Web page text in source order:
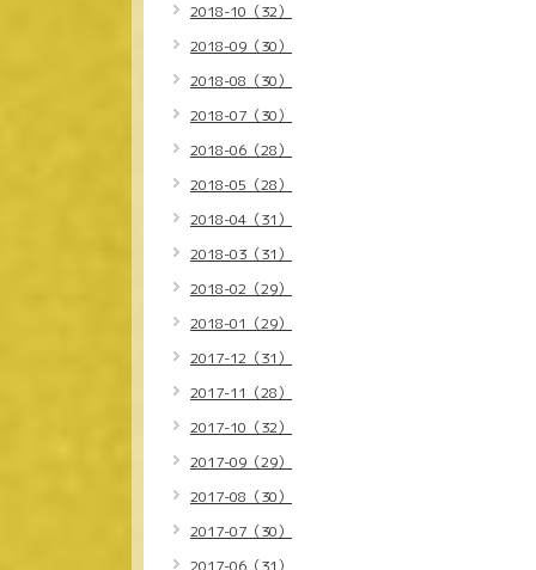
2018-10（32）
2018-09（30）
2018-08（30）
2018-07（30）
2018-06（28）
2018-05（28）
2018-04（31）
2018-03（31）
2018-02（29）
2018-01（29）
2017-12（31）
2017-11（28）
2017-10（32）
2017-09（29）
2017-08（30）
2017-07（30）
2017-06（31）